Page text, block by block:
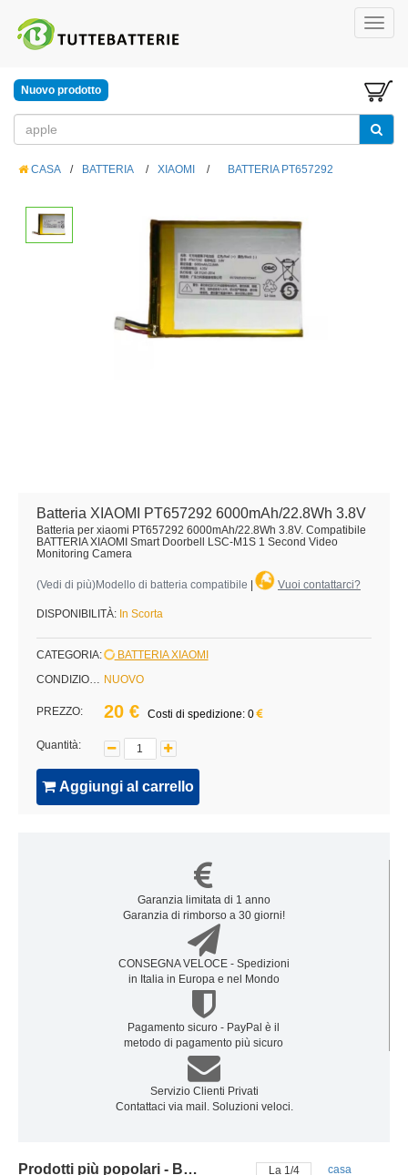
Nuovo prodotto
CASA / BATTERIA / XIAOMI / BATTERIA PT657292
Batteria XIAOMI PT657292 6000mAh/22.8Wh 3.8V
Batteria per xiaomi PT657292 6000mAh/22.8Wh 3.8V. Compatibile
BATTERIA XIAOMI Smart Doorbell LSC-M1S 1 Second Video
Monitoring Camera
(Vedi di più)Modello di batteria compatibile Vuoi contattarci?
DISPONIBILITÀ: In Scorta
CATEGORIA:
BATTERIA XIAOMI
CONDIZIONE: NUOVO
PREZZO: 20 € Costi di spedizione: 0
Quantità:
Aggiungi al carrello
Garanzia limitata di 1 anno
Garanzia di rimborso a 30 giorni!
CONSEGNA VELOCE - Spedizioni
in Italia in Europa e nel Mondo
Pagamento sicuro - PayPal è il
metodo di pagamento più sicuro
Servizio Clienti Privati
Contattaci via mail. Soluzioni veloci.
Prodotti più popolari - Batteria xiaomi La 2/4 casa